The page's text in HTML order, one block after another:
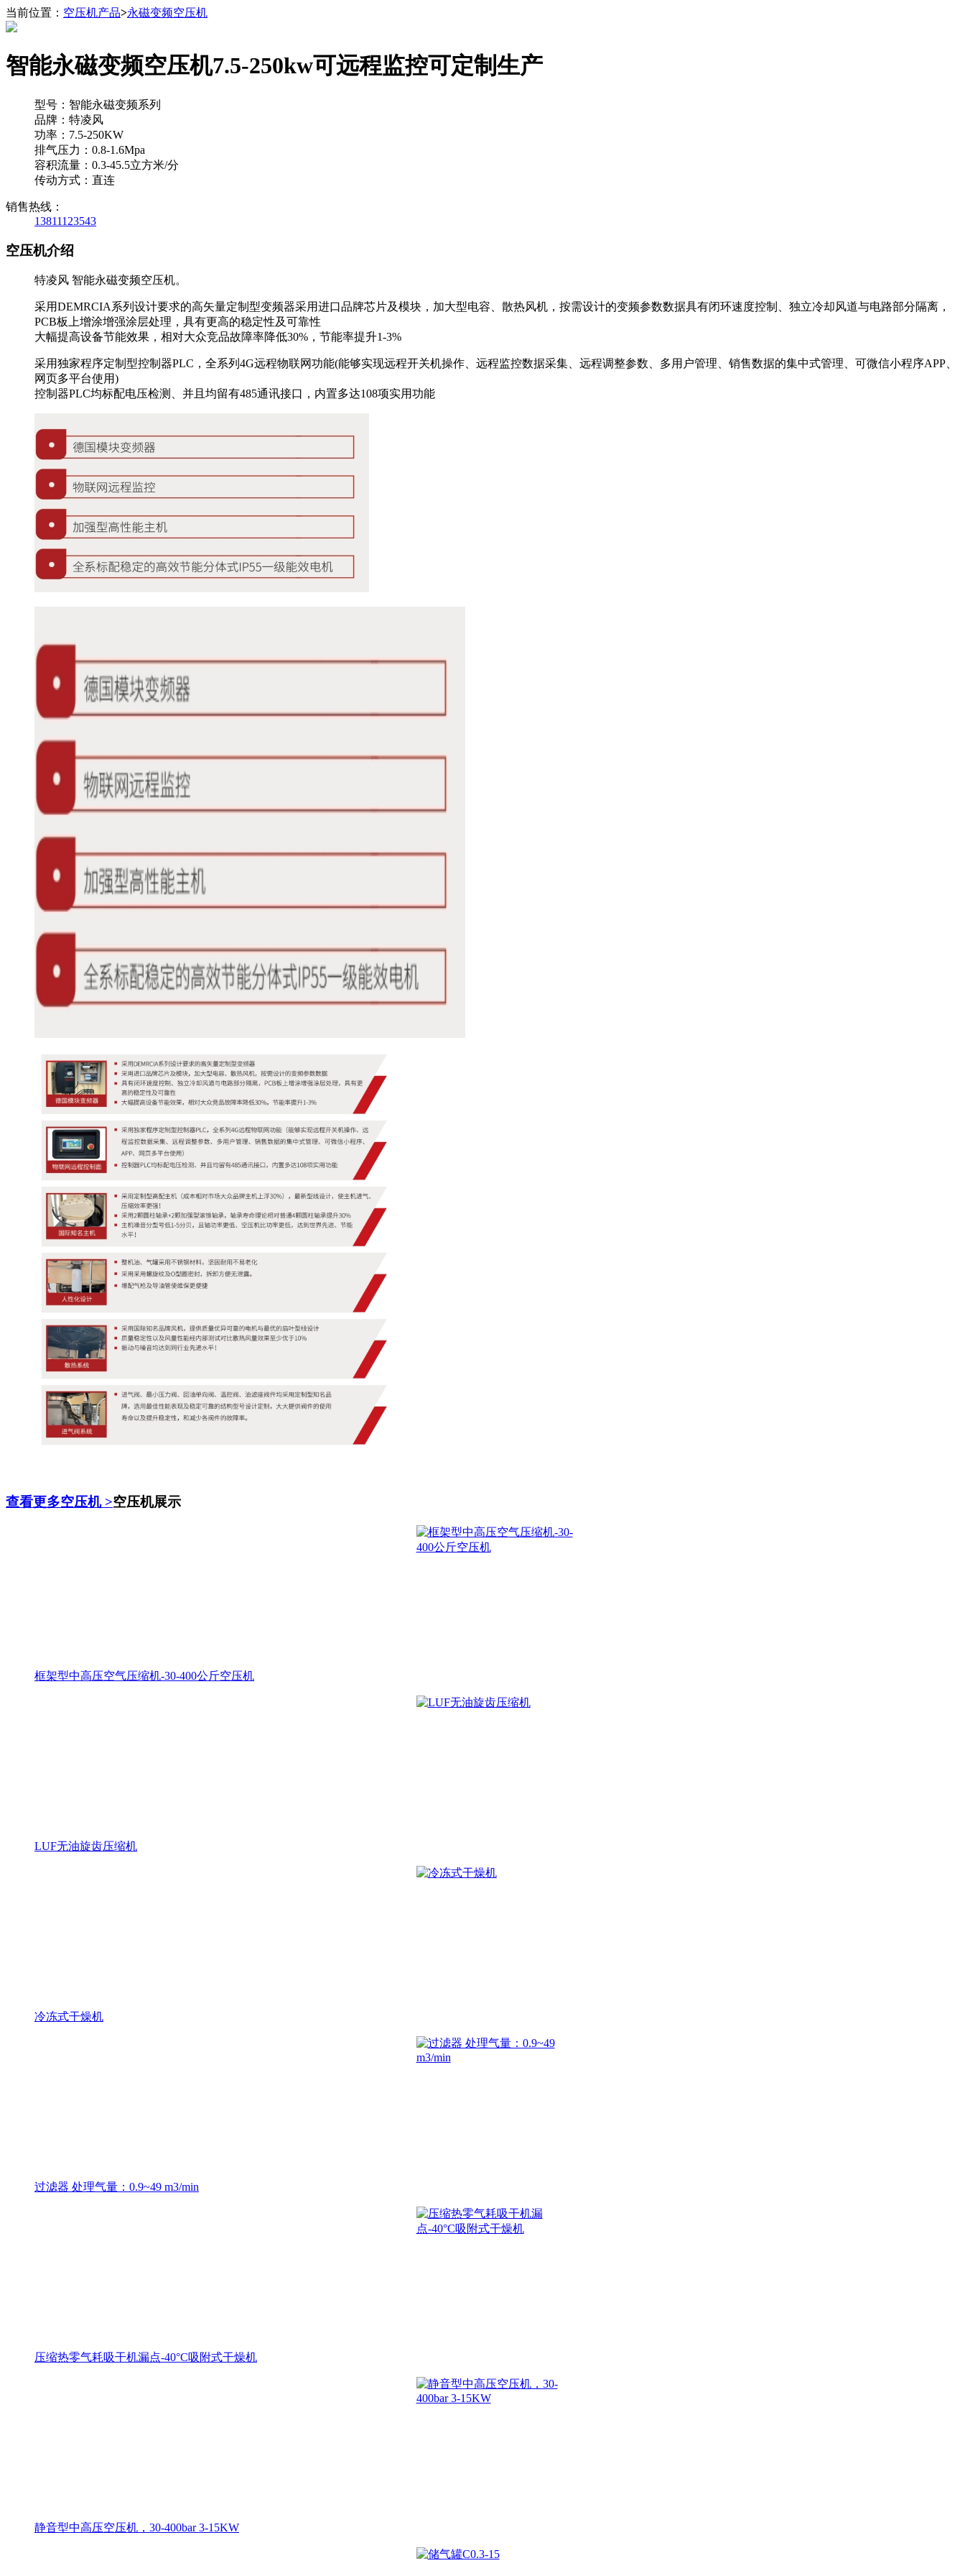
当前位置： 空压机产品>永磁变频空压机
智能永磁变频空压机7.5-250kw可远程监控可定制生产
型号：智能永磁变频系列
品牌：特凌风
功率：7.5-250KW
排气压力：0.8-1.6Mpa
容积流量：0.3-45.5立方米/分
传动方式：直连
销售热线：
13811123543
空压机介绍
特凌风 智能永磁变频空压机。
采用DEMRCIA系列设计要求的高矢量定制型变频器采用进口品牌芯片及模块，加大型电容、散热风机，按需设计的变频参数数据具有闭环速度控制、独立冷却风道与电路部分隔离，
PCB板上增涂增强涂层处理，具有更高的稳定性及可靠性
大幅提高设备节能效果，相对大众竞品故障率降低30%，节能率提升1-3%
采用独家程序定制型控制器PLC，全系列4G远程物联网功能(能够实现远程开关机操作、远程监控数据采集、远程调整参数、多用户管理、销售数据的集中式管理、可微信小程序APP、
网页多平台使用)
控制器PLC均标配电压检测、并且均留有485通讯接口，内置多达108项实用功能
查看更多空压机 >空压机展示
框架型中高压空气压缩机-30-400公斤空压机
LUF无油旋齿压缩机
冷冻式干燥机
过滤器 处理气量：0.9~49 m3/min
压缩热零气耗吸干机漏点-40°C吸附式干燥机
静音型中高压空压机，30-400bar 3-15KW